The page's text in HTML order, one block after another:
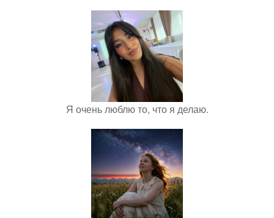
Я очень люблю то, что я делаю.